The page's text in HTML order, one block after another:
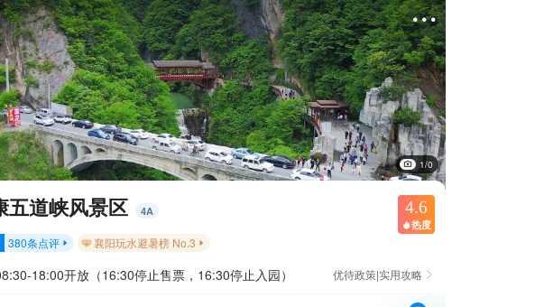

1/0
五道峡风景区 4A 4.6
 热度
380条点评  襄阳玩水避暑榜 No.3 
18:00开放（16:30停止售票，16:30停止入园） 优待政策|实用攻略 